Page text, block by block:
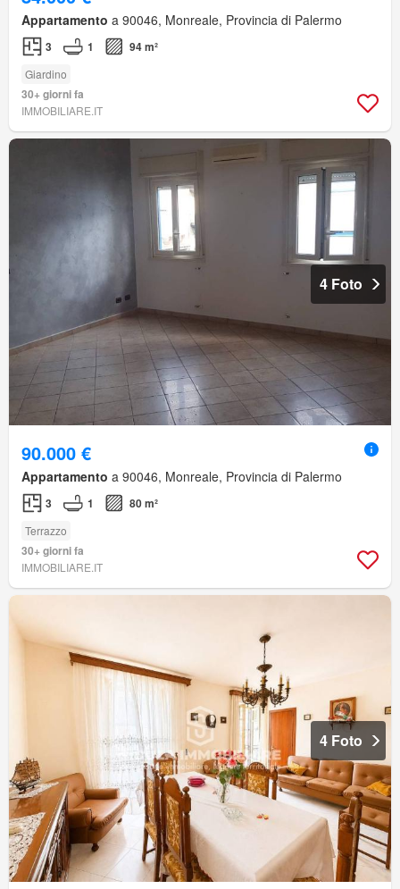
Appartamento a 90046, Monreale, Provincia di Palermo
3 1 94 m²
Giardino
30+ giorni fa
IMMOBILIARE.IT
4 Foto
90.000 €
Appartamento a 90046, Monreale, Provincia di Palermo
3 1 80 m²
Terrazzo
30+ giorni fa
IMMOBILIARE.IT
4 Foto